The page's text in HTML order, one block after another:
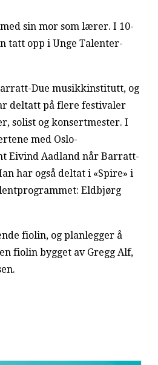
sin mor som lærer. I 10-
tatt opp i Unge Talenter-
Due musikkinstitutt, og
deltatt på flere festivaler
solist og konsertmester. I
med Oslo-
Eivind Aadland når Barratt-
har også deltat i «Spire» i
Eldbjørg
fiolin, og planlegger å
fiolin bygget av Gregg Alf,